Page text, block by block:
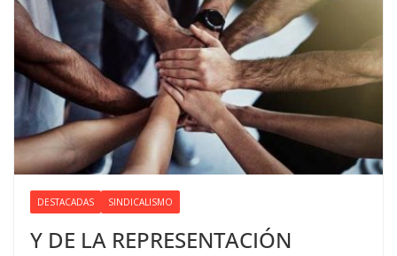
DESTACADAS SINDICALISMO
Y DE LA REPRESENTACIÓN